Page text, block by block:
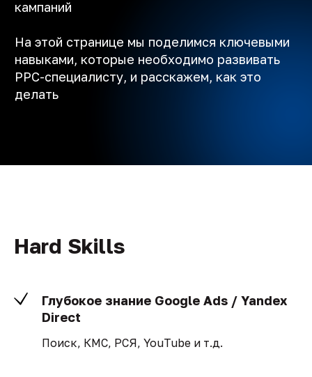
Hard Skills
Глубокое знание Google Ads / Yandex
Direct
Поиск, КМС, РСЯ, YouTube и т.д.